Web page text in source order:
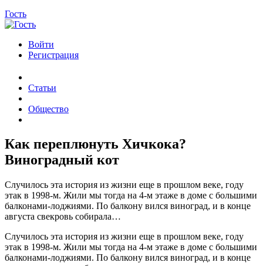
Гость
Войти
Регистрация
Статьи
Общество
Как переплюнуть Хичкока?
Виноградный кот
Случилось эта история из жизни еще в прошлом веке, году
этак в 1998-м. Жили мы тогда на 4-м этаже в доме с большими
балконами-лоджиями. По балкону вился виноград, и в конце
августа свекровь собирала…
Случилось эта история из жизни еще в прошлом веке, году
этак в 1998-м. Жили мы тогда на 4-м этаже в доме с большими
балконами-лоджиями. По балкону вился виноград, и в конце